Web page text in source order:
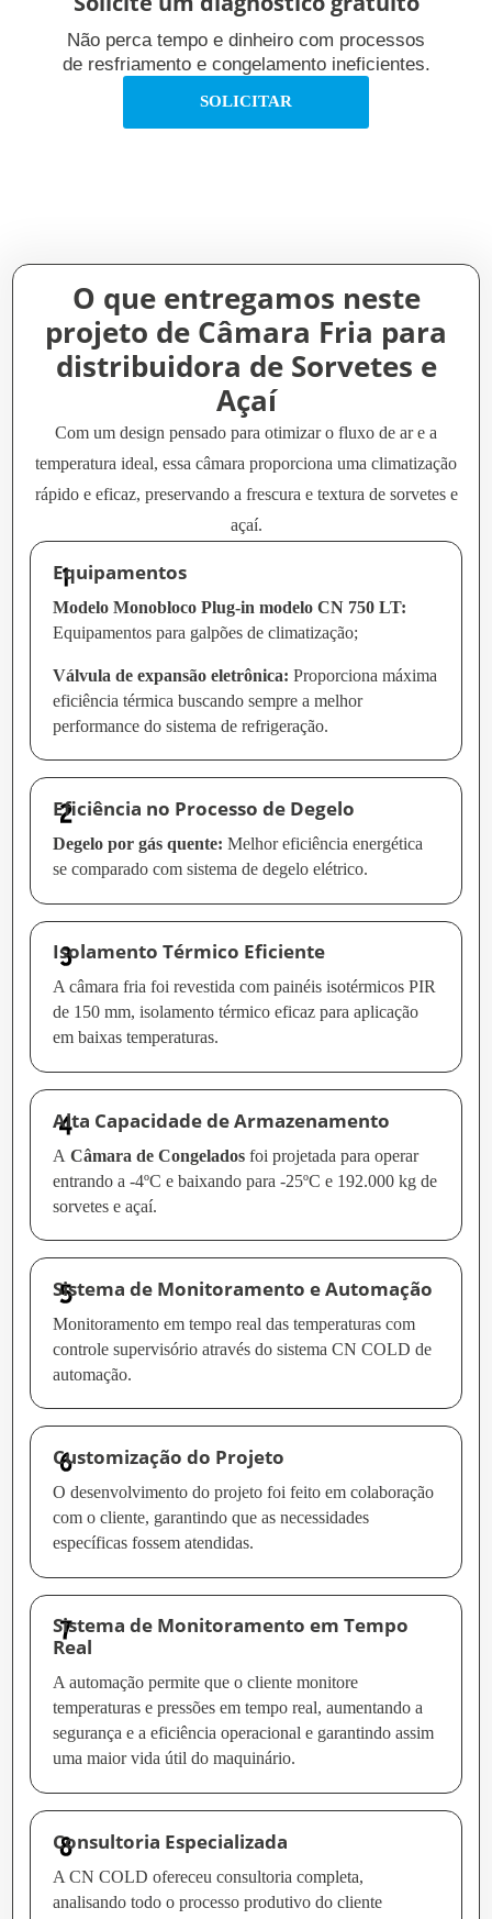
Não perca tempo e dinheiro com processos
de resfriamento e congelamento ineficientes.
SOLICITAR
O que entregamos neste
projeto de Câmara Fria para
distribuidora de Sorvetes e
Açaí
Com um design pensado para otimizar o fluxo de ar e a
temperatura ideal, essa câmara proporciona uma climatização
rápido e eficaz, preservando a frescura e textura de sorvetes e
açaí.
Equipamentos
Modelo Monobloco Plug-in modelo CN 750 LT:
Equipamentos para galpões de climatização;
Válvula de expansão eletrônica: Proporciona máxima
eficiência térmica buscando sempre a melhor
performance do sistema de refrigeração.
Eficiência no Processo de Degelo
Degelo por gás quente: Melhor eficiência energética
se comparado com sistema de degelo elétrico.
Isolamento Térmico Eficiente
A câmara fria foi revestida com painéis isotérmicos PIR
de 150 mm, isolamento térmico eficaz para aplicação
em baixas temperaturas.
Alta Capacidade de Armazenamento
A Câmara de Congelados foi projetada para operar
entrando a -4ºC e baixando para -25ºC e 192.000 kg de
sorvetes e açaí.
Sistema de Monitoramento e Automação
Monitoramento em tempo real das temperaturas com
controle supervisório através do sistema CN COLD de
automação.
Customização do Projeto
O desenvolvimento do projeto foi feito em colaboração
com o cliente, garantindo que as necessidades
específicas fossem atendidas.
Sistema de Monitoramento em Tempo
Real
A automação permite que o cliente monitore
temperaturas e pressões em tempo real, aumentando a
segurança e a eficiência operacional e garantindo assim
uma maior vida útil do maquinário.
Consultoria Especializada
A CN COLD ofereceu consultoria completa,
analisando todo o processo produtivo do cliente